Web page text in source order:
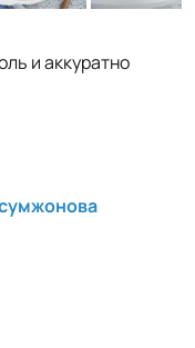
и аккуратно